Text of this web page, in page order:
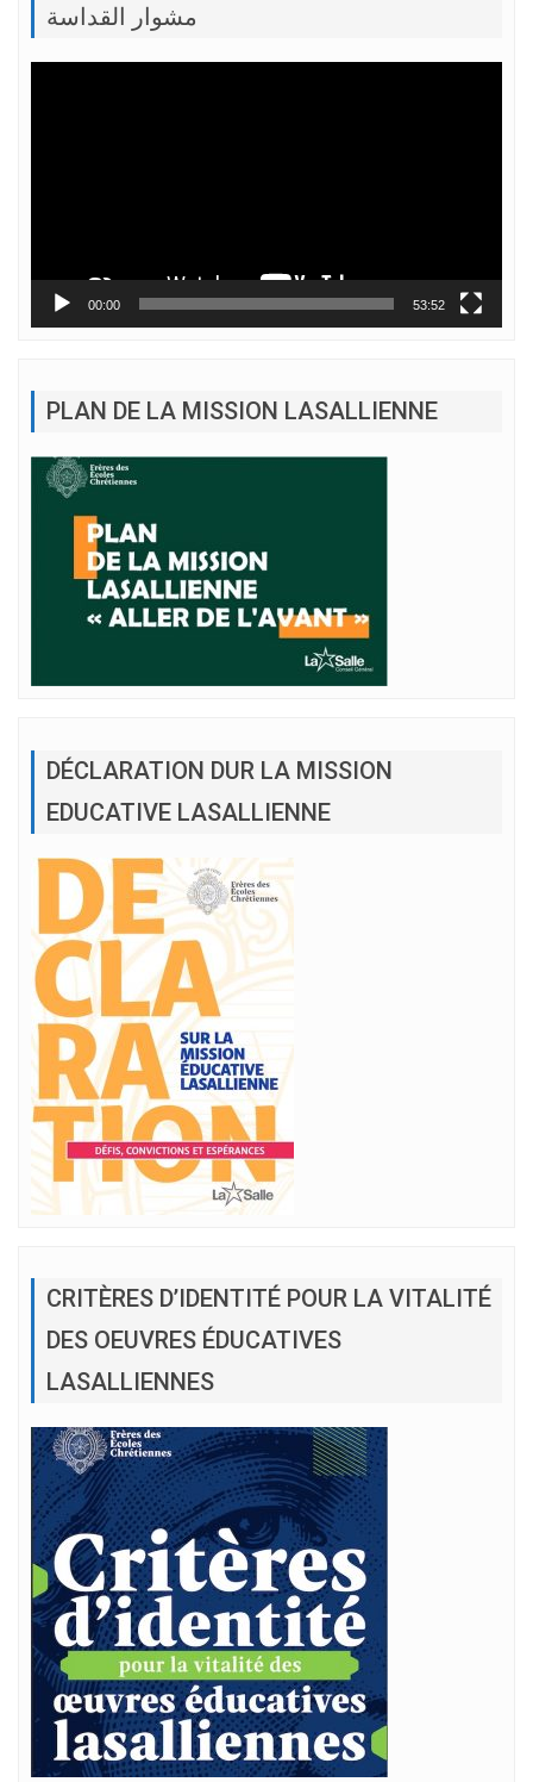
مشوار القداسة
00:00 53:52
PLAN DE LA MISSION LASALLIENNE
DÉCLARATION DUR LA MISSION
EDUCATIVE LASALLIENNE
CRITÈRES D’IDENTITÉ POUR LA VITALITÉ
DES OEUVRES ÉDUCATIVES
LASALLIENNES